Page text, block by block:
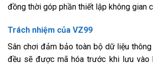
đồng thời góp phần thiết lập không gian
Trách nhiệm của VZ99
Sân chơi đảm bảo toàn bộ dữ liệu
đều sẽ được mã hóa trước khi lưu vào